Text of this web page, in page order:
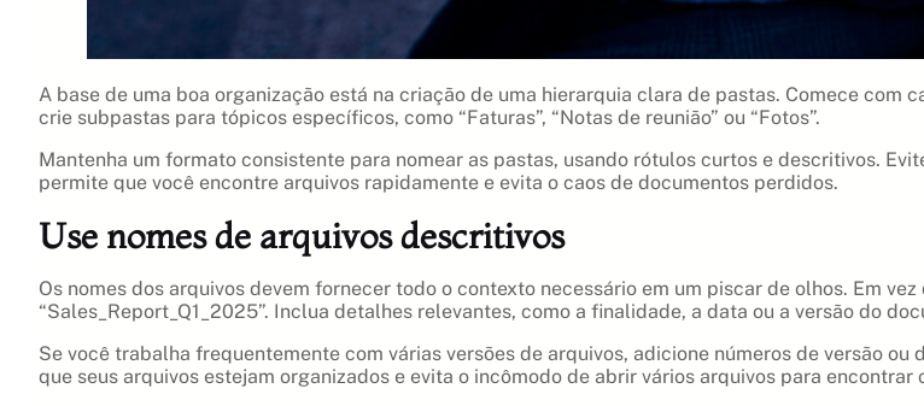
A base de uma boa organização está na criação de uma hierarquia clara de pastas. Comece com
crie subpastas para tópicos específicos, como “Faturas”, “Notas de reunião” ou “Fotos”.
Mantenha um formato consistente para nomear as pastas, usando rótulos curtos e descritivos.
permite que você encontre arquivos rapidamente e evita o caos de documentos perdidos.
Use nomes de arquivos descritivos
Os nomes dos arquivos devem fornecer todo o contexto necessário em um piscar de olhos. Em
“Sales_Report_Q1_2025”. Inclua detalhes relevantes, como a finalidade, a data ou a versão do
Se você trabalha frequentemente com várias versões de arquivos, adicione números de versão ou
que seus arquivos estejam organizados e evita o incômodo de abrir vários arquivos para encontrar